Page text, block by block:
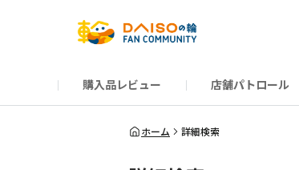
購入品レビュー 店舗パトロール
だんぜんトーク
運営からのお知らせ
ーSP Blogー
プレゼントキャンペーン
1周年記念キャンペーン
公式ホームページ
ホーム 詳細検索